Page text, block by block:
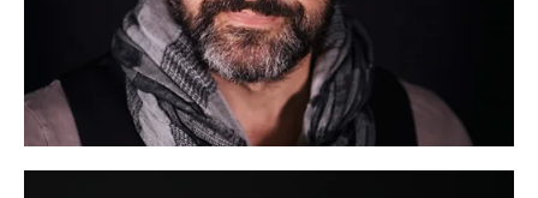
CASTELLANO. GALLEGO: Nativo INGLÉS:
Alto ITALIANO: Medio
Ver más